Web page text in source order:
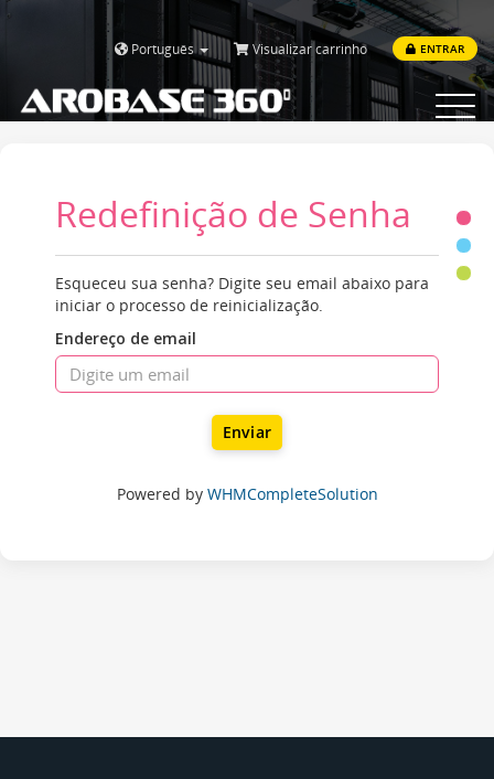
Português Visualizar carrinho ENTRAR
Toggle
Redefinição de Senha
Esqueceu sua senha? Digite seu email abaixo para
iniciar o processo de reinicialização.
Endereço de email
Enviar
Powered by WHMCompleteSolution